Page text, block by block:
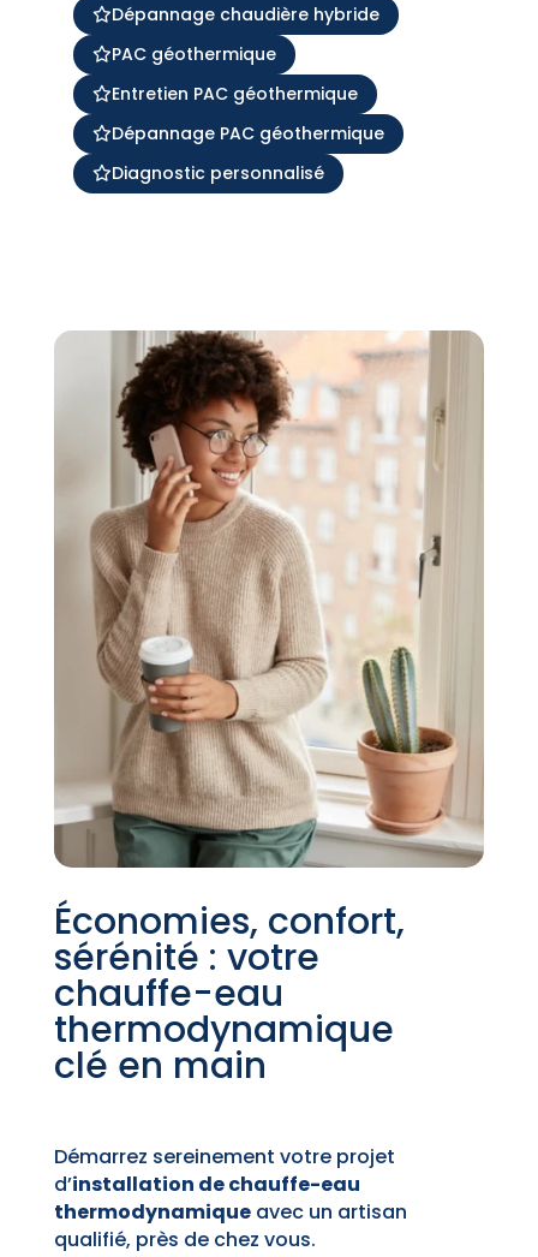
Dépannage chaudière hybride
PAC géothermique
Entretien PAC géothermique
Dépannage PAC géothermique
Diagnostic personnalisé
Économies, confort,
sérénité : votre
chauffe-eau
thermodynamique
clé en main
Démarrez sereinement votre projet
d’installation de chauffe-eau
thermodynamiqueavec un artisan
qualifié, près de chez vous.